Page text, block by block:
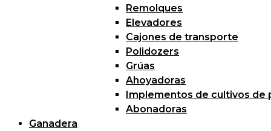
Remolques
Elevadores
Cajones de transporte
Polidozers
Grúas
Ahoyadoras
Implementos de cultivos de
Abonadoras
Ganadera